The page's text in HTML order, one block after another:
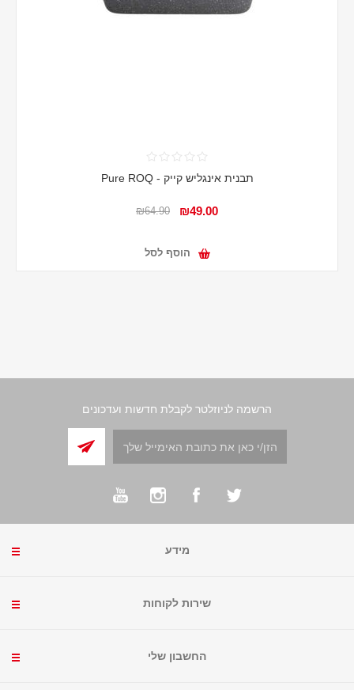
תבנית אינגליש קייק - Pure ROQ
₪49.00
₪64.90
הוסף לסל
הרשמה לניוזלטר לקבלת חדשות ועדכונים
מידע
שירות לקוחות
החשבון שלי